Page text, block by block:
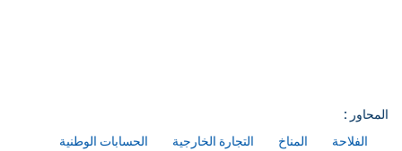
المحاور :
الفلاحة
المناخ التجارة الخارجية
الحسابات الوطنية